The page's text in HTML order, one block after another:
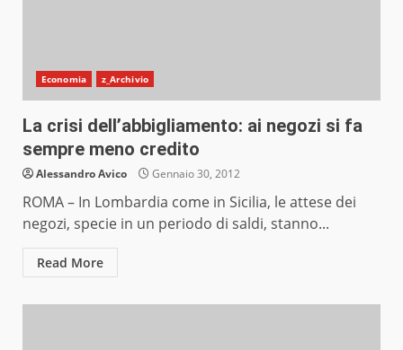
Economia z_Archivio
La crisi dell’abbigliamento: ai negozi si fa
sempre meno credito
Alessandro Avico Gennaio 30, 2012
ROMA – In Lombardia come in Sicilia, le attese dei
negozi, specie in un periodo di saldi, stanno...
Read More